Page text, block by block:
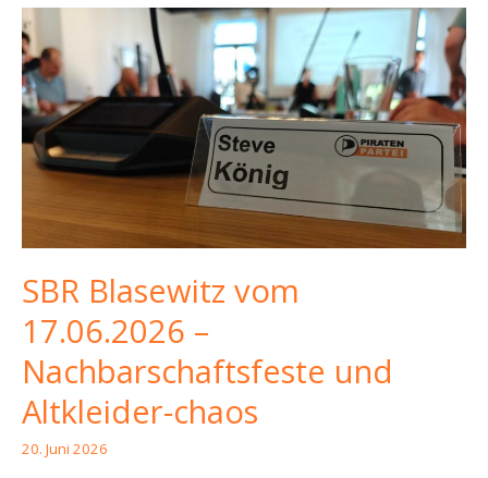
Geld
alle
ist
SBR Blasewitz vom
17.06.2026 –
Nachbarschaftsfeste und
Altkleider-chaos
20. Juni 2026